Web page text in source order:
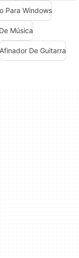
Para Windows
Música
Afinador De Guitarra